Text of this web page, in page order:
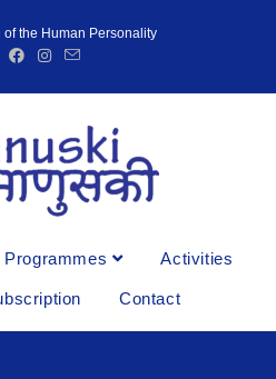
the Human Personality
Programmes Activities
Contact